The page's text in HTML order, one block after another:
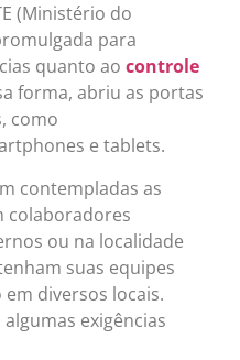
(Ministério do
para
quanto aocontrole
forma, abriu as portas
como
e tablets.
contempladas as
colaboradores
ou na localidade
suas equipes
diversos locais.
exigências